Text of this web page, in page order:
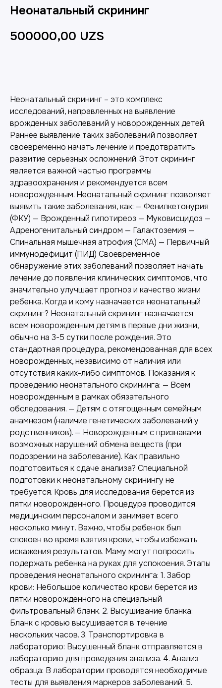
Неонатальный скрининг
500000,00 UZS
Неонатальный скрининг – это комплекс
исследований, направленных на выявление
врожденных заболеваний у новорожденных детей.
Раннее выявление таких заболеваний позволяет
своевременно начать лечение и предотвратить
развитие серьезных осложнений. Этот скрининг
является важной частью программы
здравоохранения и рекомендуется всем
новорожденным. Неонатальный скрининг позволяет
выявить такие заболевания, как: — Фенилкетонурия
(ФКУ) — Врожденный гипотиреоз — Муковисцидоз —
Адреногенитальный синдром — Галактоземия —
Спинальная мышечная атрофия (СМА) — Первичный
иммунодефицит (ПИД) Своевременное
обнаружение этих заболеваний позволяет начать
лечение до появления клинических симптомов, что
значительно улучшает прогноз и качество жизни
ребенка. Когда и кому назначается неонатальный
скрининг? Неонатальный скрининг назначается
всем новорожденным детям в первые дни жизни,
обычно на 3-5 сутки после рождения. Это
стандартная процедура, рекомендованная для всех
новорожденных, независимо от наличия или
отсутствия каких-либо симптомов. Показания к
проведению неонатального скрининга: — Всем
новорожденным в рамках обязательного
обследования. — Детям с отягощенным семейным
анамнезом (наличие генетических заболеваний у
родственников). — Новорожденным с признаками
возможных нарушений обмена веществ (при
подозрении на заболевание). Как правильно
подготовиться к сдаче анализа? Специальной
подготовки к неонатальному скринингу не
требуется. Кровь для исследования берется из
пятки новорожденного. Процедура проводится
медицинским персоналом и занимает всего
несколько минут. Важно, чтобы ребенок был
спокоен во время взятия крови, чтобы избежать
искажения результатов. Маму могут попросить
подержать ребенка на руках для успокоения. Этапы
проведения неонатального скрининга: 1. Забор
крови: Небольшое количество крови берется из
пятки новорожденного на специальный
фильтровальный бланк. 2. Высушивание бланка:
Бланк с кровью высушивается в течение
нескольких часов. 3. Транспортировка в
лабораторию: Высушенный бланк отправляется в
лабораторию для проведения анализа. 4. Анализ
образца: В лаборатории проводятся необходимые
тесты для выявления маркеров заболеваний. 5.